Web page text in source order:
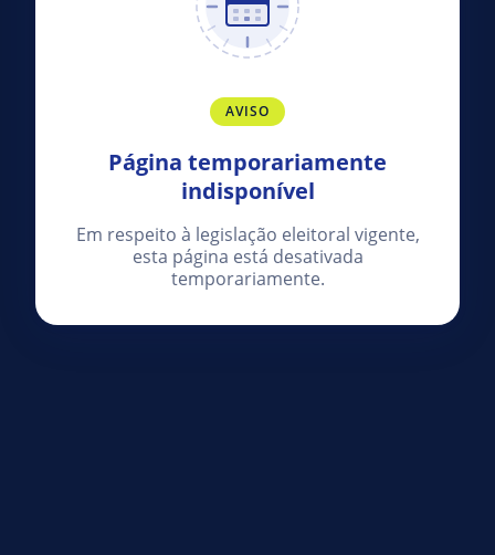
AVISO
Página temporariamente
indisponível
Em respeito à legislação eleitoral vigente,
esta página está desativada
temporariamente.